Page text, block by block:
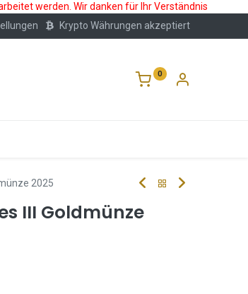
werden. Wir danken für Ihr Verständnis
Krypto Währungen akzeptiert
0
2025
III Goldmünze